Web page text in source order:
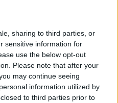
sharing to third parties, or
sensitive information for
use the below opt-out
Please note that after your
may continue seeing
information utilized by
to third parties prior to
21/09/2012 0:13